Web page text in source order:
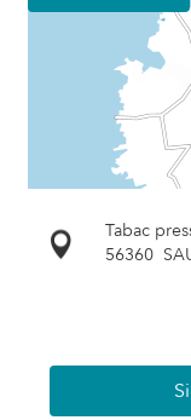
Tabac
56360